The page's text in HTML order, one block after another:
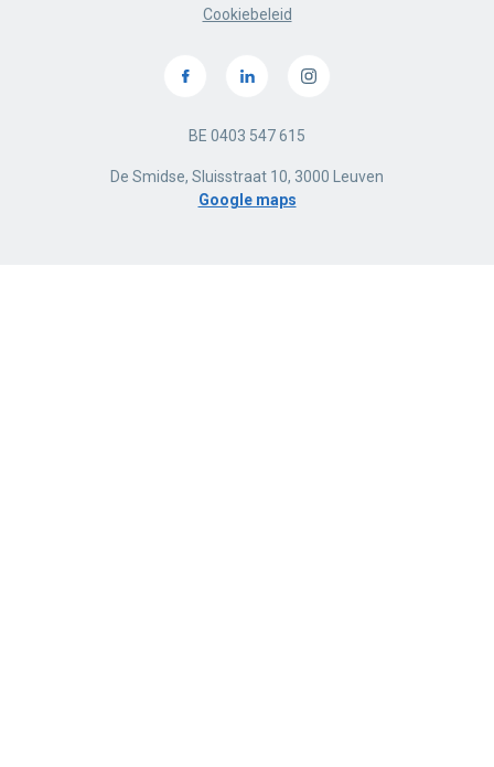
Cookiebeleid
BE 0403 547 615
De Smidse, Sluisstraat 10, 3000 Leuven
Google maps